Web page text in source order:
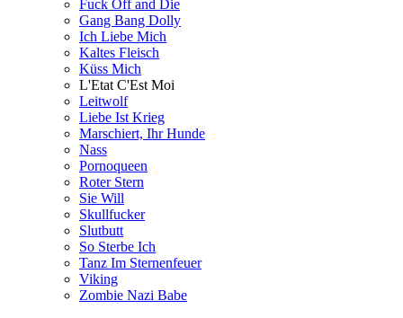
Fuck Off and Die
Gang Bang Dolly
Ich Liebe Mich
Kaltes Fleisch
Küss Mich
L'Etat C'Est Moi
Leitwolf
Liebe Ist Krieg
Marschiert, Ihr Hunde
Nass
Pornoqueen
Roter Stern
Sie Will
Skullfucker
Slutbutt
So Sterbe Ich
Tanz Im Sternenfeuer
Viking
Zombie Nazi Babe